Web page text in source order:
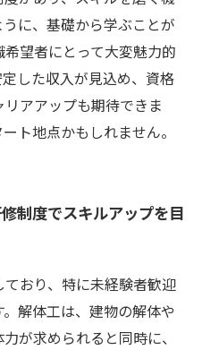
に、基礎から学ぶことが
望者にとって大変魅力的
した収入が見込め、資格
アアップも期待できま
ト地点かもしれません。
制度でスキルアップを目
おり、特に未経験者歓迎
解体工は、建物の解体や
が求められると同時に、